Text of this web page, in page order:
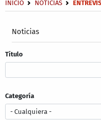
Noticias
Sobrescribir enlaces
INICIO NOTICIAS
Título
Categoría